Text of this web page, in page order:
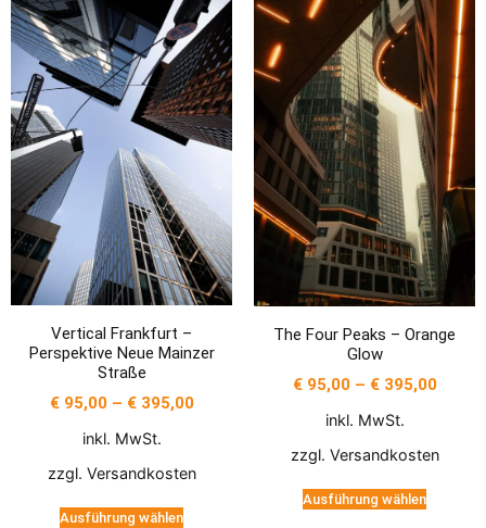
Vertical Frankfurt –
Perspektive Neue Mainzer
Straße
€95,00– €395,00
inkl. MwSt.
zzgl. Versandkosten
Ausführung wählen
The Four Peaks – Orange
Glow
€95,00– €395,00
inkl. MwSt.
zzgl. Versandkosten
Ausführung wählen